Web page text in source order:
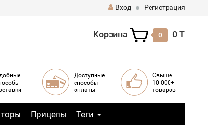
Вход Регистрация
Корзина 0 0 T
Доступные
способы
оплаты
Свыше
10 000+
товаров
Прицепы Теги